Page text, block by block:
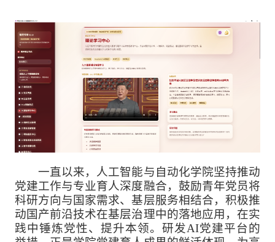
一直以来，人工智能与自动化学院坚持推动
党建工作与专业育人深度融合，鼓励青年党员将
科研方向与国家需求、基层服务相结合，积极推
动国产前沿技术在基层治理中的落地应用，在实
践中锤炼党性、提升本领。研发AI党建平台的